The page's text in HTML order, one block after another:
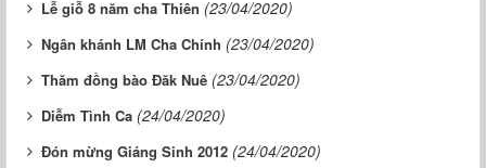
Lễ giỗ 8 năm cha Thiên (23/04/2020)
Ngân khánh LM Cha Chính (23/04/2020)
Thăm đồng bào Đăk Nuê (23/04/2020)
Diễm Tình Ca (24/04/2020)
Đón mừng Giáng Sinh 2012 (24/04/2020)